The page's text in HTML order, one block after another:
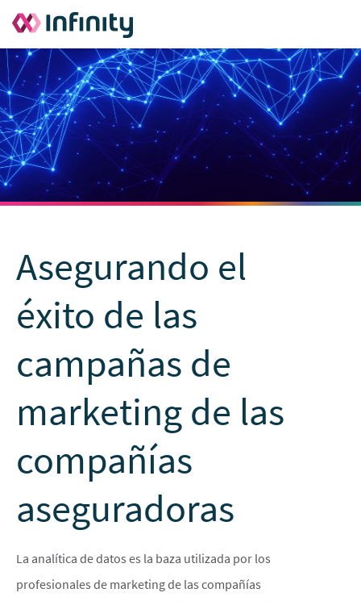
Asegurando el
éxito de las
campañas de
marketing de las
compañías
aseguradoras
La analítica de datos es la baza utilizada por los
profesionales de marketing de las compañías